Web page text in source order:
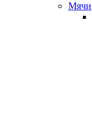
Мячи